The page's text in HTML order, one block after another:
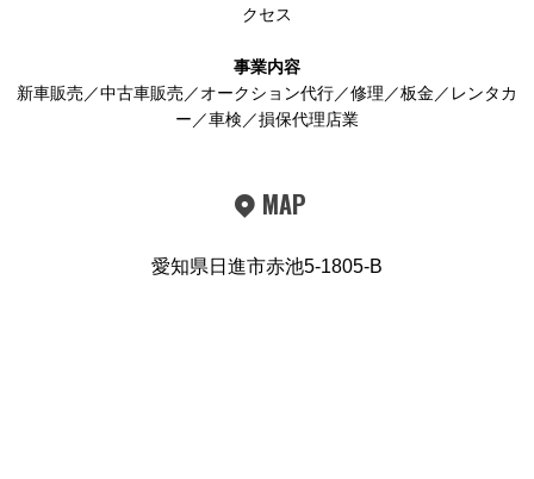
クセス
事業内容
新車販売／中古車販売／オークション代行／修理／板金／レンタカ
ー／車検／損保代理店業
MAP
愛知県日進市赤池5-1805-B